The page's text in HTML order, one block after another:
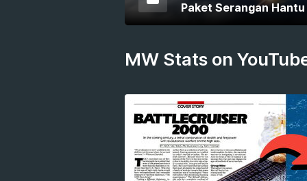
Paket Serangan Hantu
MW Stats on